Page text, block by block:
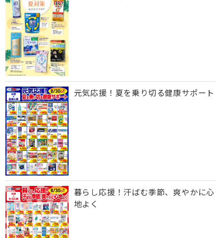
元気応援！夏を乗り切る健康サポート
暮らし応援！汗ばむ季節、爽やかに心
地よく